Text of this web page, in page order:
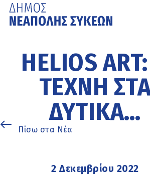
κυρίως
περιεχόμενο
HELIOS
ΤΈΧΝΗ
ΔΥΤΙΚΆ…
Πίσω στα Νέα
2 Δεκεμβρίου 2022